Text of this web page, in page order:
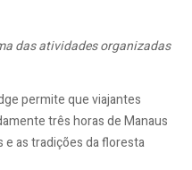
das atividades organizadas
permite que viajantes
três horas de Manaus
e as tradições da floresta